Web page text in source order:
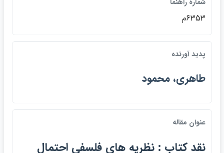
6353م
پديد آورنده
طاهري، محمود
عنوان مقاله
نقد كتاب : نظريه هاي فلسفي احتمال